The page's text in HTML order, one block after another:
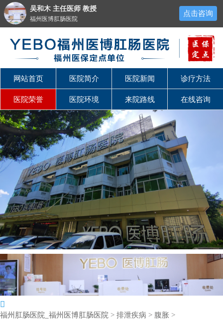
网站首页 医院简介 医院新闻 诊疗方法
医院荣誉 医院环境 来院路线 在线咨询
福州肛肠医院_福州医博肛肠医院 > 排泄疾病 > 腹胀 >
吴和木 主任医师 教授
福州医博肛肠医院
点击咨询